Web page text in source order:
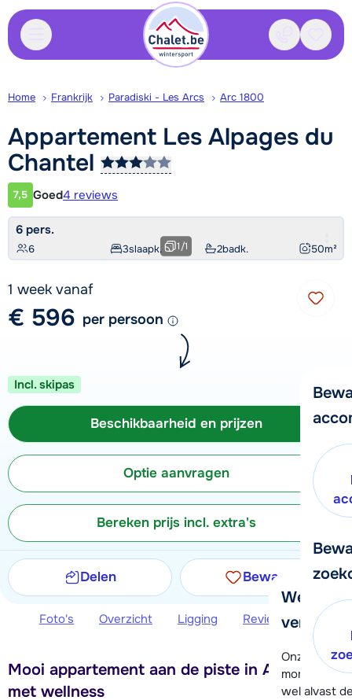
Contact
We
verder!
Onze
moment
wel alvast
Home Frankrijk Paradiski - Les Arcs Arc 1800
Appartement Les Alpages du
Chantel
Klantwaardering
7,5 Goed4 reviews
6 pers.
6 3slaapk. 2badk. 50m²
1/1
1 week vanaf
€ 596 per persoon
Incl. skipas
Beschikbaarheid en prijzen
Optie aanvragen
Bereken prijs incl. extra's
Delen Bewaren
Foto's Overzicht Ligging Reviews
Mooi appartement aan de piste in Arc 1800,
met wellness